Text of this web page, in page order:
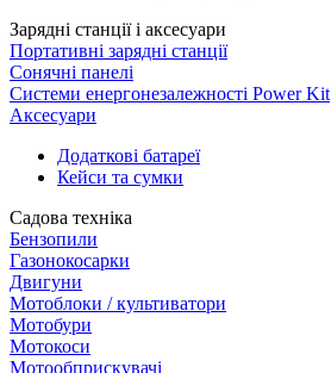
Зарядні станції і аксесуари
Портативні зарядні станції
Сонячні панелі
Системи енергонезалежності Power Kit
Аксесуари
Додаткові батареї
Кейси та сумки
Садова техніка
Бензопили
Газонокосарки
Двигуни
Мотоблоки / культиватори
Мотобури
Мотокоси
Мотообприскувачі